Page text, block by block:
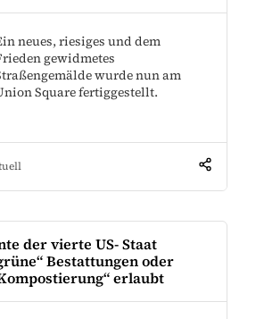
neues, riesiges und dem
gewidmetes
wurde nun am
Square fertiggestellt.
der vierte US- Staat
Bestattungen oder
erlaubt